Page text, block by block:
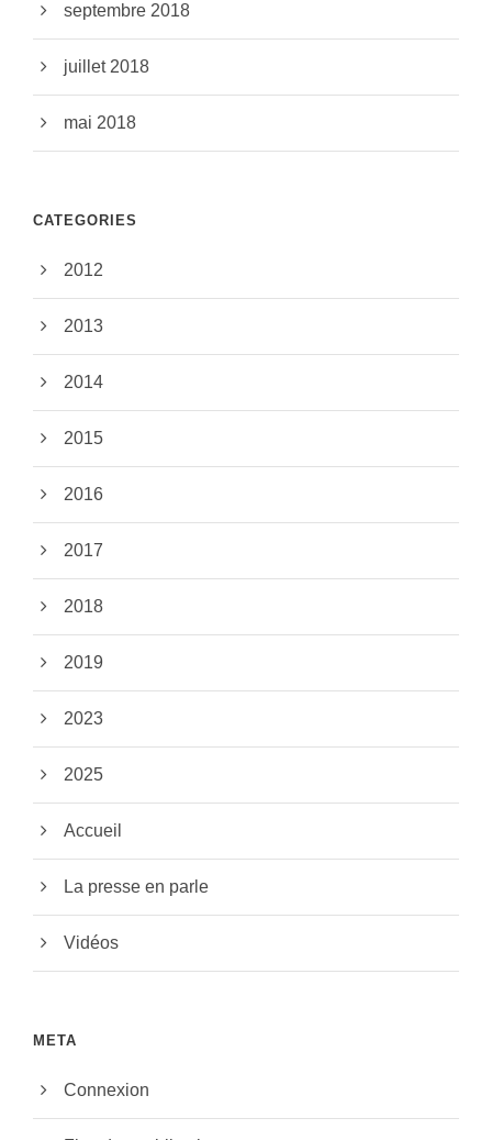
septembre 2018
juillet 2018
mai 2018
CATEGORIES
2012
2013
2014
2015
2016
2017
2018
2019
2023
2025
Accueil
La presse en parle
Vidéos
META
Connexion